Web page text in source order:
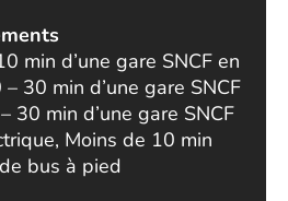
min d’une gare SNCF en
30 min d’une gare SNCF
30 min d’une gare SNCF
Moins de 10 min
bus à pied